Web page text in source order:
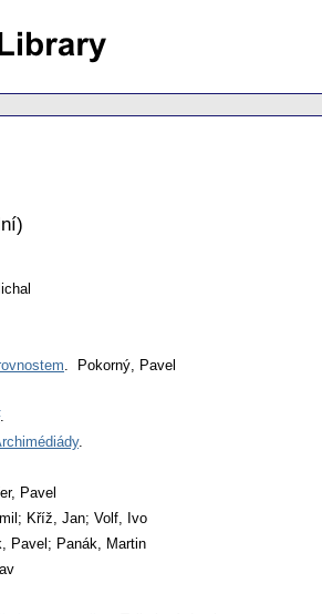
)
. Pokorný, Pavel
.
.
Pavel
Kříž, Jan; Volf, Ivo
Pavel; Panák, Martin